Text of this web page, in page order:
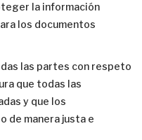
la información
los documentos
las partes con respeto
que todas las
y que los
de manera justa e